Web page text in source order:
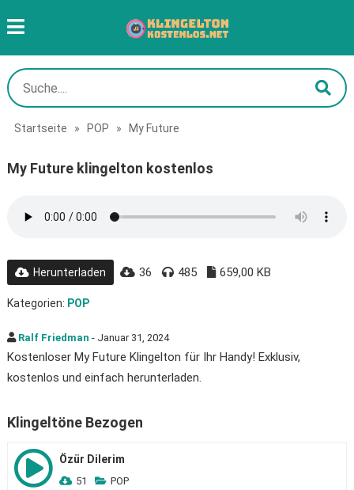
Startseite » POP » My Future
My Future klingelton kostenlos
Herunterladen 36 485 659,00 KB
Kategorien: POP
Ralf Friedman - Januar 31, 2024
Kostenloser My Future Klingelton für Ihr Handy! Exklusiv,
kostenlos und einfach herunterladen.
Klingeltöne Bezogen
Özür Dilerim
51 POP